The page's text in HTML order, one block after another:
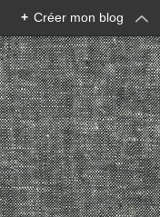
+ Créer mon blog